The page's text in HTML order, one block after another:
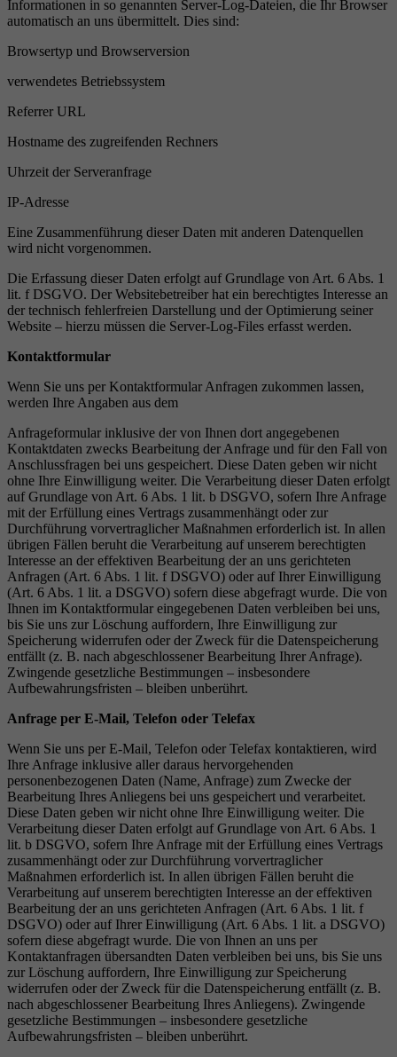
Informationen in so genannten Server-Log-Dateien, die Ihr Browser
automatisch an uns übermittelt. Dies sind:
Browsertyp und Browserversion
verwendetes Betriebssystem
Referrer URL
Hostname des zugreifenden Rechners
Uhrzeit der Serveranfrage
IP-Adresse
Eine Zusammenführung dieser Daten mit anderen Datenquellen
wird nicht vorgenommen.
Die Erfassung dieser Daten erfolgt auf Grundlage von Art. 6 Abs. 1
lit. f DSGVO. Der Websitebetreiber hat ein berechtigtes Interesse an
der technisch fehlerfreien Darstellung und der Optimierung seiner
Website – hierzu müssen die Server-Log-Files erfasst werden.
Kontaktformular
Wenn Sie uns per Kontaktformular Anfragen zukommen lassen,
werden Ihre Angaben aus dem
Anfrageformular inklusive der von Ihnen dort angegebenen
Kontaktdaten zwecks Bearbeitung der Anfrage und für den Fall von
Anschlussfragen bei uns gespeichert. Diese Daten geben wir nicht
ohne Ihre Einwilligung weiter. Die Verarbeitung dieser Daten erfolgt
auf Grundlage von Art. 6 Abs. 1 lit. b DSGVO, sofern Ihre Anfrage
mit der Erfüllung eines Vertrags zusammenhängt oder zur
Durchführung vorvertraglicher Maßnahmen erforderlich ist. In allen
übrigen Fällen beruht die Verarbeitung auf unserem berechtigten
Interesse an der effektiven Bearbeitung der an uns gerichteten
Anfragen (Art. 6 Abs. 1 lit. f DSGVO) oder auf Ihrer Einwilligung
(Art. 6 Abs. 1 lit. a DSGVO) sofern diese abgefragt wurde. Die von
Ihnen im Kontaktformular eingegebenen Daten verbleiben bei uns,
bis Sie uns zur Löschung auffordern, Ihre Einwilligung zur
Speicherung widerrufen oder der Zweck für die Datenspeicherung
entfällt (z. B. nach abgeschlossener Bearbeitung Ihrer Anfrage).
Zwingende gesetzliche Bestimmungen – insbesondere
Aufbewahrungsfristen – bleiben unberührt.
Anfrage per E-Mail, Telefon oder Telefax
Wenn Sie uns per E-Mail, Telefon oder Telefax kontaktieren, wird
Ihre Anfrage inklusive aller daraus hervorgehenden
personenbezogenen Daten (Name, Anfrage) zum Zwecke der
Bearbeitung Ihres Anliegens bei uns gespeichert und verarbeitet.
Diese Daten geben wir nicht ohne Ihre Einwilligung weiter. Die
Verarbeitung dieser Daten erfolgt auf Grundlage von Art. 6 Abs. 1
lit. b DSGVO, sofern Ihre Anfrage mit der Erfüllung eines Vertrags
zusammenhängt oder zur Durchführung vorvertraglicher
Maßnahmen erforderlich ist. In allen übrigen Fällen beruht die
Verarbeitung auf unserem berechtigten Interesse an der effektiven
Bearbeitung der an uns gerichteten Anfragen (Art. 6 Abs. 1 lit. f
DSGVO) oder auf Ihrer Einwilligung (Art. 6 Abs. 1 lit. a DSGVO)
sofern diese abgefragt wurde. Die von Ihnen an uns per
Kontaktanfragen übersandten Daten verbleiben bei uns, bis Sie uns
zur Löschung auffordern, Ihre Einwilligung zur Speicherung
widerrufen oder der Zweck für die Datenspeicherung entfällt (z. B.
nach abgeschlossener Bearbeitung Ihres Anliegens). Zwingende
gesetzliche Bestimmungen – insbesondere gesetzliche
Aufbewahrungsfristen – bleiben unberührt.